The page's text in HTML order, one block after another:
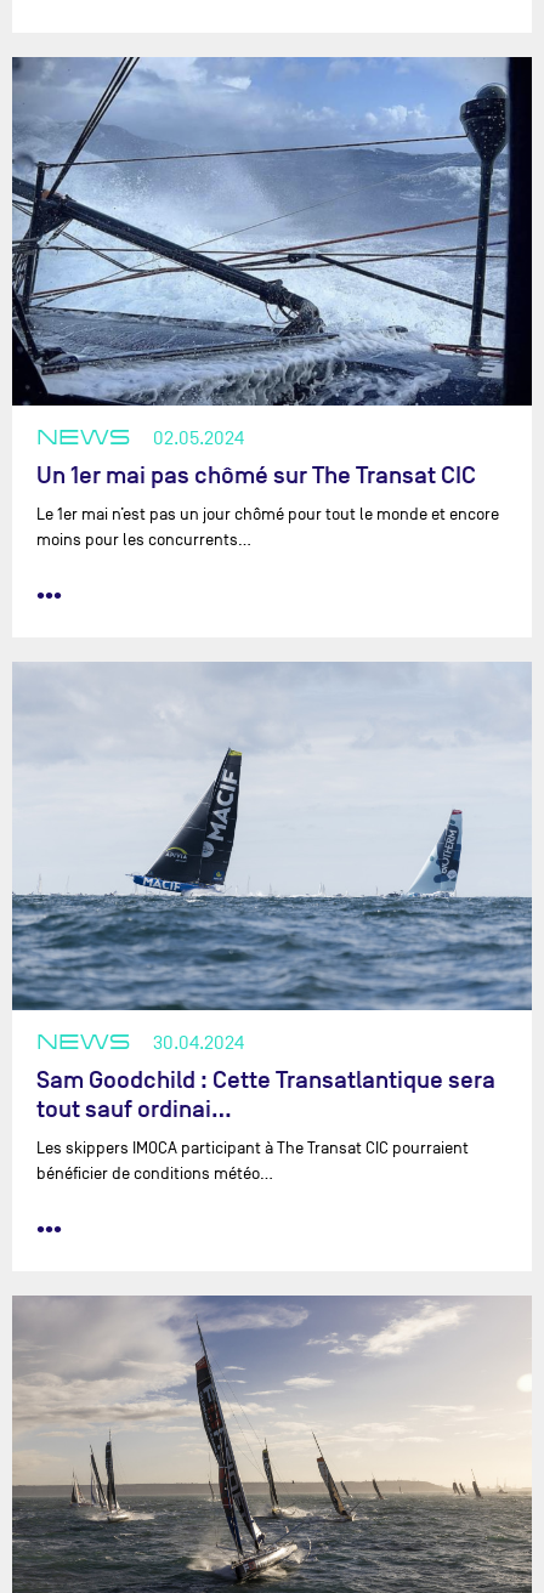
NEWS 02.05.2024
Un 1er mai pas chômé sur The Transat CIC
Le 1er mai n’est pas un jour chômé pour tout le monde et encore
moins pour les concurrents…
•••
NEWS 30.04.2024
Sam Goodchild : Cette Transatlantique sera
tout sauf ordinai…
Les skippers IMOCA participant à The Transat CIC pourraient
bénéficier de conditions météo…
•••